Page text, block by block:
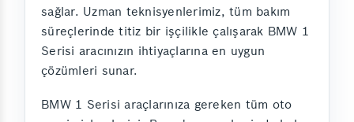
sağlar. Uzman teknisyenlerimiz, tüm bakım
süreçlerinde titiz bir işçilikle çalışarak BMW 1
Serisi aracınızın ihtiyaçlarına en uygun
çözümleri sunar.
BMW 1 Serisi araçlarınıza gereken tüm oto